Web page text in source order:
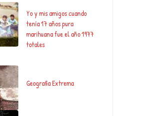
Yo y mis amigos cuando
tenía 17 años pura
marihuana fue el año 1977
totales
Geografia Extrema